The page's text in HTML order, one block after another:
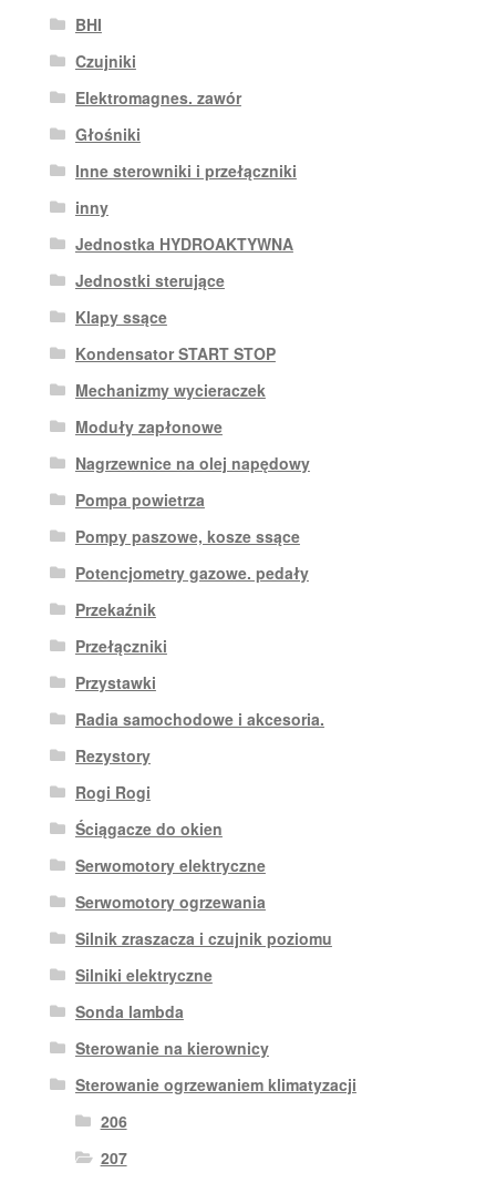
BHI
Czujniki
Elektromagnes. zawór
Głośniki
Inne sterowniki i przełączniki
inny
Jednostka HYDROAKTYWNA
Jednostki sterujące
Klapy ssące
Kondensator START STOP
Mechanizmy wycieraczek
Moduły zapłonowe
Nagrzewnice na olej napędowy
Pompa powietrza
Pompy paszowe, kosze ssące
Potencjometry gazowe. pedały
Przekaźnik
Przełączniki
Przystawki
Radia samochodowe i akcesoria.
Rezystory
Rogi Rogi
Ściągacze do okien
Serwomotory elektryczne
Serwomotory ogrzewania
Silnik zraszacza i czujnik poziomu
Silniki elektryczne
Sonda lambda
Sterowanie na kierownicy
Sterowanie ogrzewaniem klimatyzacji
206
207